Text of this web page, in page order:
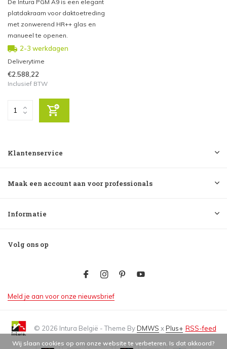
De Intura PGM A9 is een elegant
platdakraam voor daktoetreding
met zonwerend HR++ glas en
manueel te openen.
2-3 werkdagen
Deliverytime
€2.588,22
Inclusief BTW
Klantenservice
Maak een account aan voor professionals
Informatie
Volg ons op
Meld je aan voor onze nieuwsbrief
© 2026 Intura België - Theme ByDMWS xPlus+ RSS-feed
Wij slaan cookies op om onze website te verbeteren. Is dat akkoord?